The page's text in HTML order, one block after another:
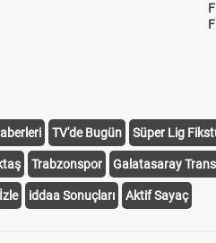
TV'de Bugün Süper Lig
Trabzonspor Galatasaray
iddaa Sonuçları Aktif Sayaç